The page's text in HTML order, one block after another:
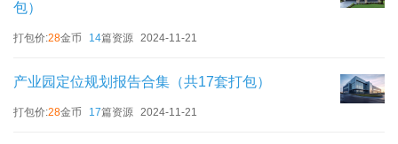
包）
打包价:28金币 14篇资源 2024-11-21
产业园定位规划报告合集（共17套打包）
打包价:28金币 17篇资源 2024-11-21